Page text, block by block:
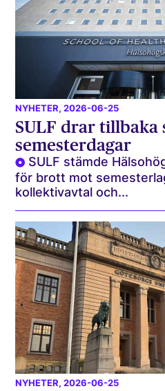
NYHETER, 2026-06-25
SULF drar tillbaka
semesterdagar
SULF stämde
för brott mot
kollektivavtal och...
NYHETER, 2026-06-25